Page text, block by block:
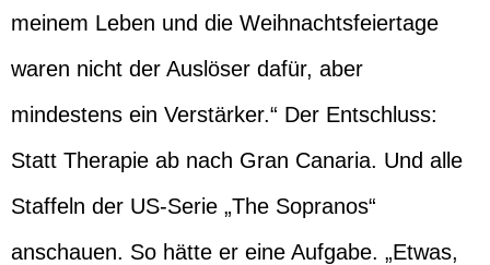
meinem Leben und die Weihnachtsfeiertage
waren nicht der Auslöser dafür, aber
mindestens ein Verstärker.“ Der Entschluss:
Statt Therapie ab nach Gran Canaria. Und alle
Staffeln der US-Serie „The Sopranos“
anschauen. So hätte er eine Aufgabe. „Etwas,